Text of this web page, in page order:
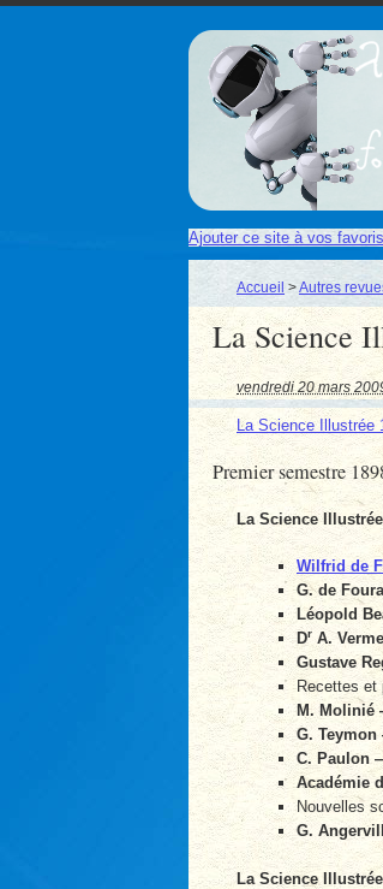
Ajouter ce site à vos
Accueil >Autres
La Science
vendredi 20 mars
La Science Illustrée
Premier semestre
La Science Illustrée
Wilfrid de
G. de
Léopold
Dr A.
Gustave
Recettes et
M.
G.
C. Paulon
Académie
Nouvelles
G.
La Science Illustrée